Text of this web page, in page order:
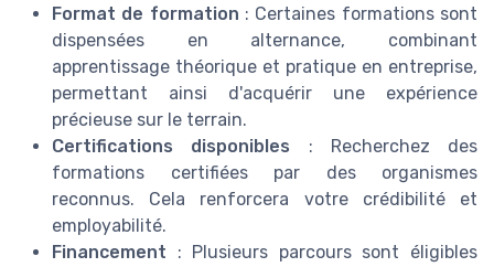
Format de formation : Certaines formations sont
dispensées en alternance, combinant
apprentissage théorique et pratique en entreprise,
permettant ainsi d'acquérir une expérience
précieuse sur le terrain.
Certifications disponibles : Recherchez des
formations certifiées par des organismes
reconnus. Cela renforcera votre crédibilité et
employabilité.
Financement : Plusieurs parcours sont éligibles